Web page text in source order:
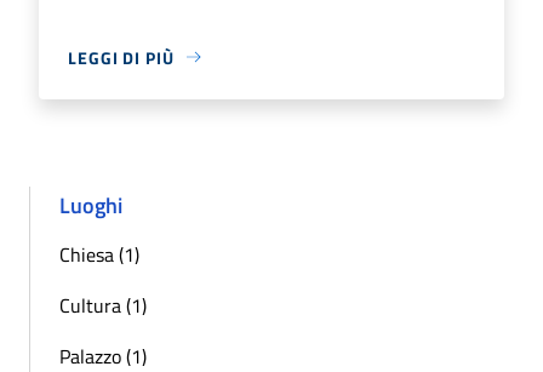
LEGGI DI PIÙ
Luoghi
Chiesa (1)
Cultura (1)
Palazzo (1)